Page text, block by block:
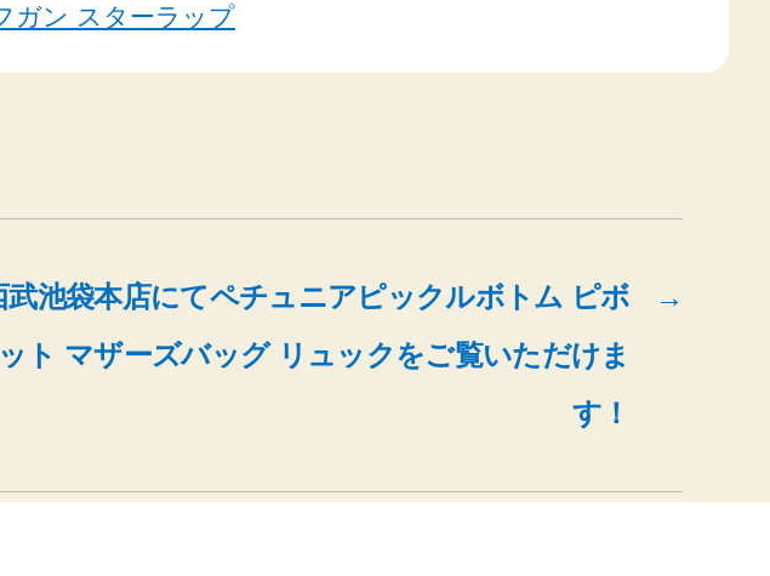
ガン スターラップ
→
武池袋本店にてペチュニアピックルボトム ピボ
ット マザーズバッグ リュックをご覧いただけま
す！